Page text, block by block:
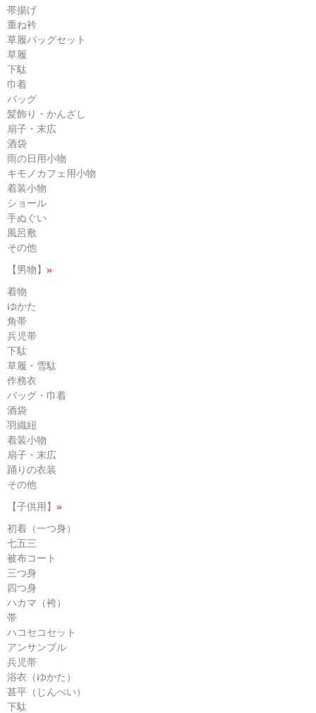
帯揚げ
重ね衿
草履バッグセット
草履
下駄
巾着
バッグ
髪飾り・かんざし
扇子・末広
酒袋
雨の日用小物
キモノカフェ用小物
着装小物
ショール
手ぬぐい
風呂敷
その他
【男物】 »
着物
ゆかた
角帯
兵児帯
下駄
草履・雪駄
作務衣
バッグ・巾着
酒袋
羽織紐
着装小物
扇子・末広
踊りの衣装
その他
【子供用】 »
初着（一つ身）
七五三
被布コート
三つ身
四つ身
ハカマ（袴）
帯
ハコセコセット
アンサンブル
兵児帯
浴衣（ゆかた）
甚平（じんべい）
下駄